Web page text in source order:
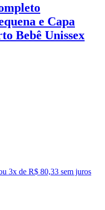
e Capa
Bebê Unissex
3x de R$ 80,33 sem juros